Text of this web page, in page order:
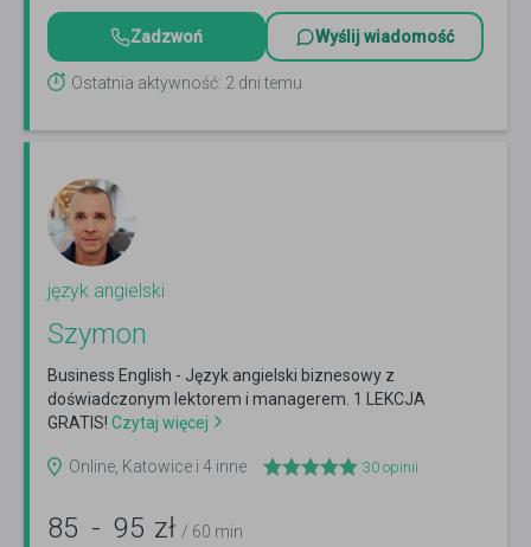
Zadzwoń Wyślij wiadomość
Ostatnia aktywność: 2 dni temu
język angielski
Szymon
Business English - Język angielski biznesowy z
doświadczonym lektorem i managerem. 1 LEKCJA
GRATIS! Czytaj więcej
Online, Katowice i 4 inne 30 opinii
85 - 95 zł / 60 min